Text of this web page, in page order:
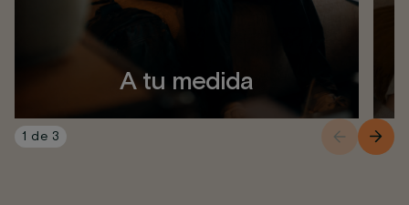
A tu medida
1 de 3